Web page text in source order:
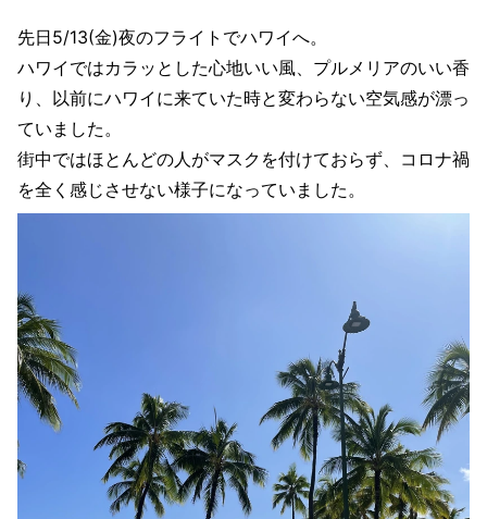
先日5/13(金)夜のフライトでハワイへ。
ハワイではカラッとした心地いい風、プルメリアのいい香
り、以前にハワイに来ていた時と変わらない空気感が漂っ
ていました。
街中ではほとんどの人がマスクを付けておらず、コロナ禍
を全く感じさせない様子になっていました。